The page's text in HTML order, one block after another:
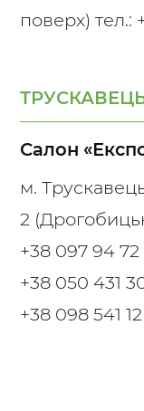
поверх) тел.:
Салон
м.
2
+38 097 94
+38 050 431
+38 098 541